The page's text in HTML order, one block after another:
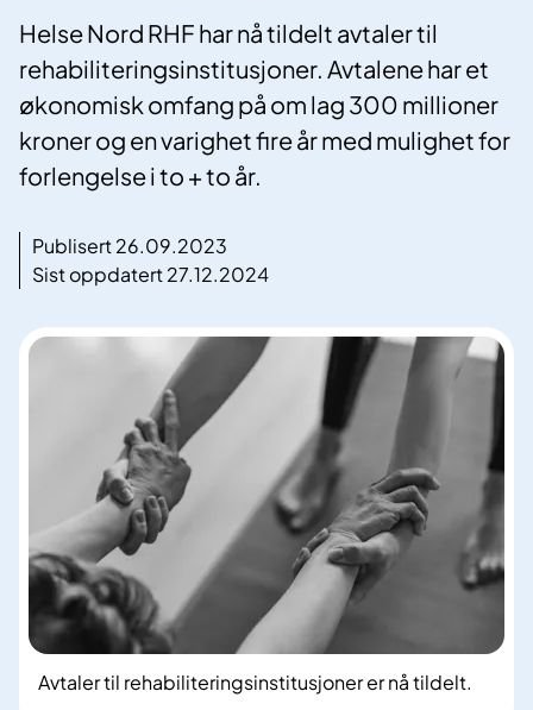
Helse Nord RHF har nå tildelt avtaler til
rehabiliteringsinstitusjoner. Avtalene har et
økonomisk omfang på om lag 300 millioner
kroner og en varighet fire år med mulighet for
forlengelse i to + to år.
Publisert 26.09.2023
Sist oppdatert 27.12.2024
Avtaler til rehabiliteringsinstitusjoner er nå tildelt.